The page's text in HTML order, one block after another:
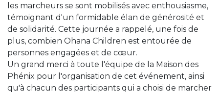
les marcheurs se sont mobilisés avec enthousiasme,
témoignant d'un formidable élan de générosité et
de solidarité. Cette journée a rappelé, une fois de
plus, combien Ohana Children est entourée de
personnes engagées et de cœur.
Un grand merci à toute l'équipe de la Maison des
Phénix pour l'organisation de cet événement, ainsi
qu'à chacun des participants qui a choisi de marcher